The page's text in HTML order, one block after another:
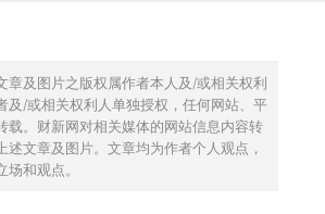
章及图片之版权属作者本人及/或相关权利
及/或相关权利人单独授权，任何网站、平
载。财新网对相关媒体的网站信息内容转
述文章及图片。文章均为作者个人观点，
和观点。